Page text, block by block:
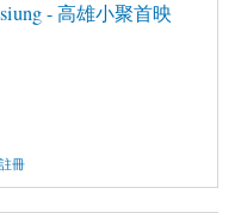
- 高雄小聚首映
註冊